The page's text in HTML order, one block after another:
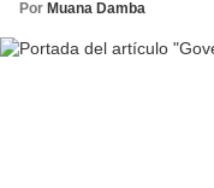
Por Muana Damba